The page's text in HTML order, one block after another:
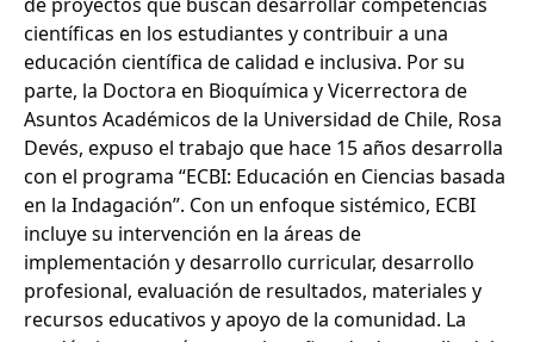
científicas en los estudiantes y contribuir a una
educación científica de calidad e inclusiva. Por su
parte, la Doctora en Bioquímica y Vicerrectora de
Asuntos Académicos de la Universidad de Chile, Rosa
Devés, expuso el trabajo que hace 15 años desarrolla
con el programa “ECBI: Educación en Ciencias basada
en la Indagación”. Con un enfoque sistémico, ECBI
incluye su intervención en la áreas de
implementación y desarrollo curricular, desarrollo
profesional, evaluación de resultados, materiales y
recursos educativos y apoyo de la comunidad. La